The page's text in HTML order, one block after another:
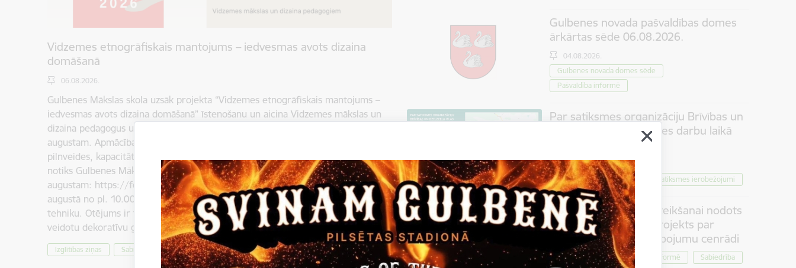
Vidzemes etnogrāfiskais mantojums – iedvesmas avots dizaina
domāšanā
06.08.2026.
Gulbenes Mākslas skola uzsāk projekta “Vidzemes etnogrāfiskais mantojums –
iedvesmas avots dizaina domāšanā” īstenošanu un aicina Vidzemes mākslas un
dizaina pedagogus uz lekciju un praktisko darbnīcu ciklu no 19. līdz 21.
augustam. Apmācības ir iecerētas kā mākslas un dizaina pedagogu profesionālās
pilnveides, kapacitātes paaugstināšanas, tīklošanās un sadarbības pasākums, tās
notiks Gulbenes Mākslas skolā, Vidus ielā 7, Gulbenē. Pieteikšanās līdz 17.
augustam: https://forms.gle/tWDh65fJkWecqJxv7 OTĒŠANAS DARBNĪCĀ 19.
augustā no pl. 10.00 līdz 17.30 piedāvājam iegūt jaunas zināšanas par otēšanas
tehniku. Otējums ir tehnisks paņēmiens tautas mākslā, lai uz koka priekšmeta
veidotu dekoratīvu gleznojumu. Otējuma mērķis bija veidot mēbeles…
Izglītības ziņas Sabiedrība
Gulbenes novada pašvaldības domes
ārkārtas sēde 06.08.2026.
04.08.2026.
Gulbenes novada domes sēde
Pašvaldība informē
Par satiksmes organizāciju Brīvības un
Dzelzceļa ielas pārbūves darbu laikā
30.07.2026.
Projekti
Sabiedrība Satiksmes ierobežojumi
Iedzīvotāju viedokļa izteikšanai nodots
saistošo noteikumu projekts par
tūrisma maksas pakalpojumu cenrādi
30.07.2026. Pašvaldība informē Sabiedrība